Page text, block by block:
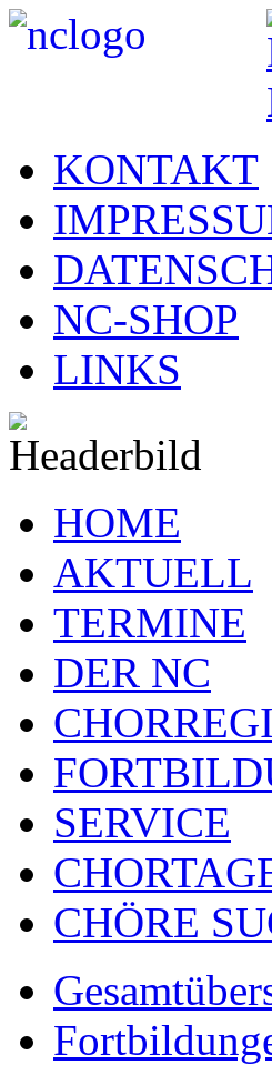
KONTAKT
NC-SHOP
LINKS
HOME
AKTUELL
TERMINE
DER NC
SERVICE
CHÖRE